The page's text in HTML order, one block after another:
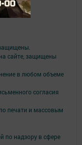
сайте, защищены
в любом объеме
согласия
печати и массовым
по надзору в сфере